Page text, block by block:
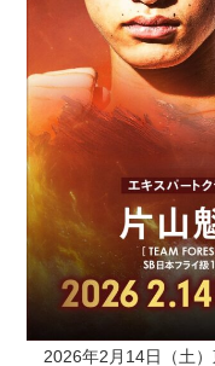
2026年2月14日（土）